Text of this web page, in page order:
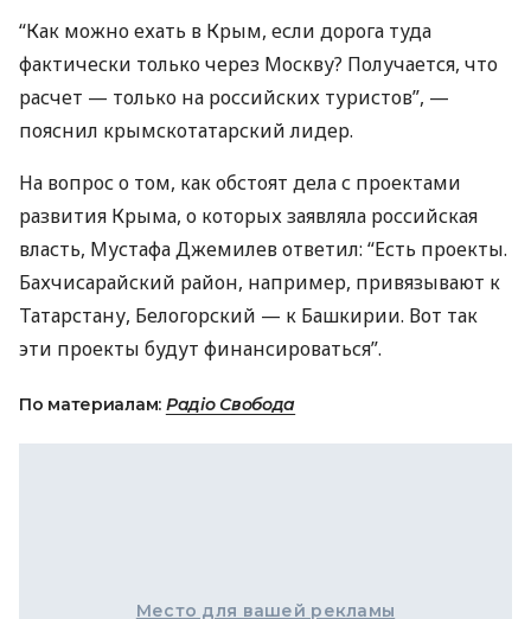
“Как можно ехать в Крым, если дорога туда
фактически только через Москву? Получается, что
расчет — только на российских туристов”, —
пояснил крымскотатарский лидер.
На вопрос о том, как обстоят дела с проектами
развития Крыма, о которых заявляла российская
власть, Мустафа Джемилев ответил: “Есть проекты.
Бахчисарайский район, например, привязывают к
Татарстану, Белогорский — к Башкирии. Вот так
эти проекты будут финансироваться”.
По материалам: Радіо Свобода
Место для вашей рекламы